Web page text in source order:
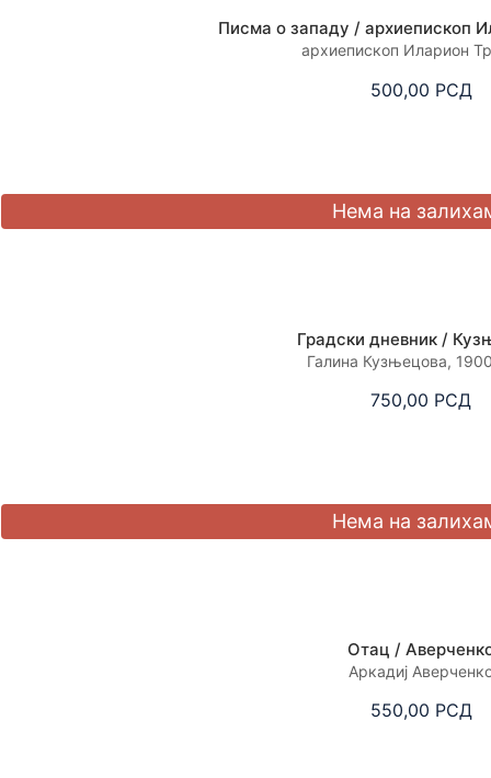
Писма о западу / архиепископ
архиепископ Иларион
500,00 РСД
Градски дневник /
Галина Кузњецова,
750,00 РСД
Отац /
Аркадиј
550,00 РСД